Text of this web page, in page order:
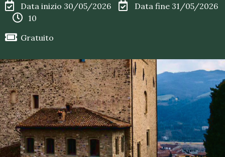
Data inizio 30/05/2026
Data fine 31/05/2026
10
Gratuito